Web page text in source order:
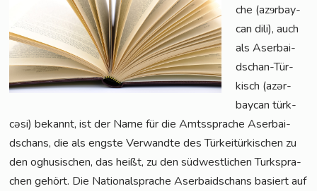
che (azɘr­bay­
can dili), auch
als Aser­bai­
dschan-Tür­
kisch (azər­
bay­can türk­
cə­si) bekannt, ist der Name für die Amts­spra­che Aser­bai­
dschans, die als engs­te Ver­wand­te des Tür­kei­tür­ki­schen zu
den oghu­si­schen, das heißt, zu den süd­west­li­chen Turk­spra­
chen gehört. Die Natio­nal­spra­che Aser­bai­dschans basiert auf